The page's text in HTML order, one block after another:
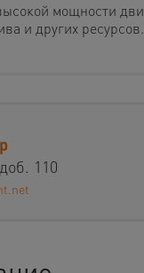
мощности
и других ресурсов.
110